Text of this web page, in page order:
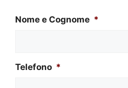
Nome e Cognome *
Telefono *